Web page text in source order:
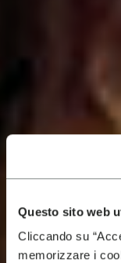
Questo sito web
Cliccando su
memorizzare i